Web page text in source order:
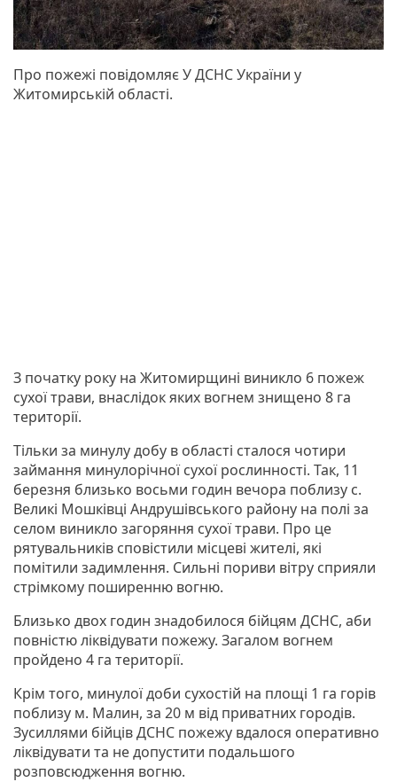
Про пожежі повідомляє У ДСНС України у
Житомирській області.
З початку року на Житомирщині виникло 6 пожеж
сухої трави, внаслідок яких вогнем знищено 8 га
території.
Тільки за минулу добу в області сталося чотири
займання минулорічної сухої рослинності. Так, 11
березня близько восьми годин вечора поблизу с.
Великі Мошківці Андрушівського району на полі за
селом виникло загоряння сухої трави. Про це
рятувальників сповістили місцеві жителі, які
помітили задимлення. Сильні пориви вітру сприяли
стрімкому поширенню вогню.
Близько двох годин знадобилося бійцям ДСНС, аби
повністю ліквідувати пожежу. Загалом вогнем
пройдено 4 га території.
Крім того, минулої доби сухостій на площі 1 га горів
поблизу м. Малин, за 20 м від приватних городів.
Зусиллями бійців ДСНС пожежу вдалося оперативно
ліквідувати та не допустити подальшого
розповсюдження вогню.